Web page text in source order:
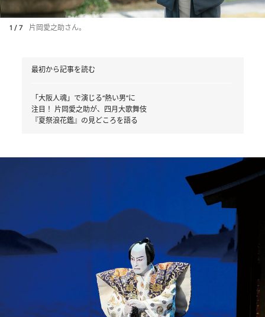
1 / 7 片岡愛之助さん。
最初から記事を読む
「大阪人魂」で演じる“熱い男”に
注目！ 片岡愛之助が、四月大歌舞伎
『夏祭浪花鑑』の見どころを語る